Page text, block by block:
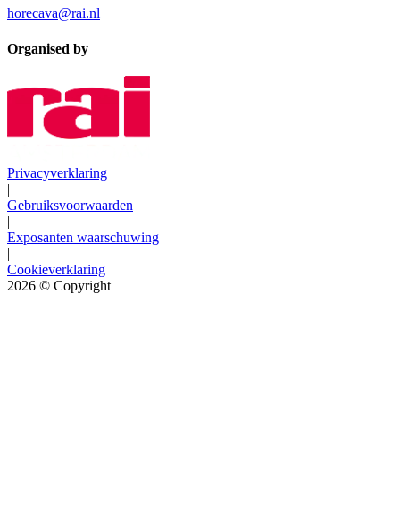
horecava@rai.nl
Organised by
Privacyverklaring
|
Gebruiksvoorwaarden
|
Exposanten waarschuwing
|
Cookieverklaring
2026 © Copyright